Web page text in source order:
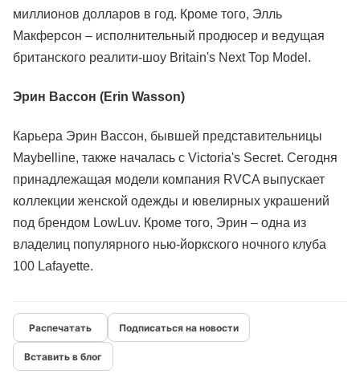
миллионов долларов в год. Кроме того, Элль
Макферсон – исполнительный продюсер и ведущая
британского реалити-шоу Britain's Next Top Model.
Эрин Вассон (Erin Wasson)
Карьера Эрин Вассон, бывшей представительницы
Maybelline, также началась с Victoria's Secret. Сегодня
принадлежащая модели компания RVCA выпускает
коллекции женской одежды и ювелирных украшений
под брендом LowLuv. Кроме того, Эрин – одна из
владелиц популярного нью-йоркского ночного клуба
100 Lafayette.
Подписаться на новости
Вставить в блог